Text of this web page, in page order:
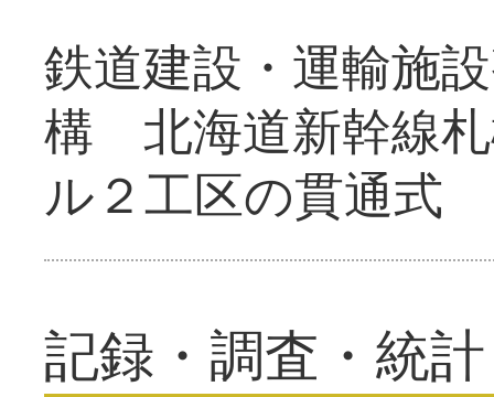
鉄道建設・運輸施
構 北海道新幹線
ル２工区の貫通式
記録・調査・統計